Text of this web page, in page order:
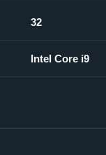
32
Intel Core i9